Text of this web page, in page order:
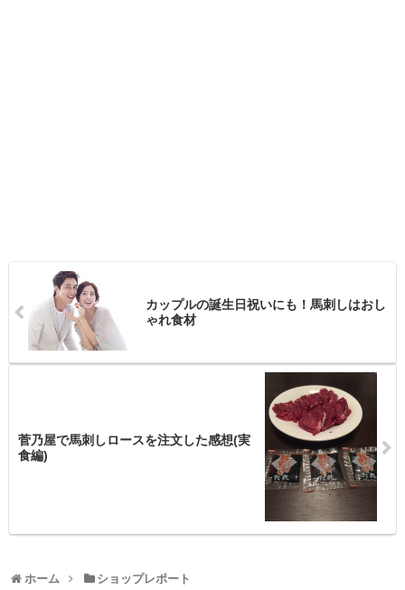
カップルの誕生日祝いにも！馬刺しはおし
ゃれ食材
菅乃屋で馬刺しロースを注文した感想(実
食編)
ホーム ショップレポート